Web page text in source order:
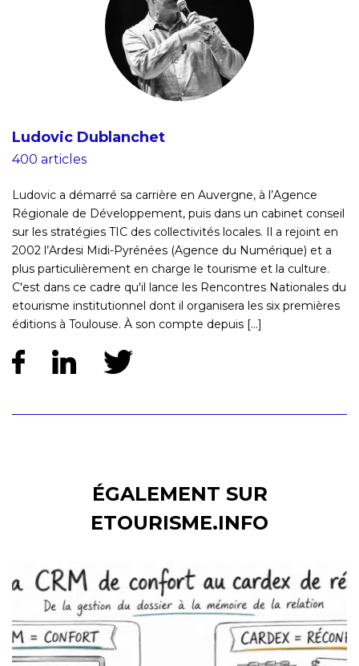
Ludovic Dublanchet
400 articles
Ludovic a démarré sa carrière en Auvergne, à l’Agence
Régionale de Développement, puis dans un cabinet conseil
sur les stratégies TIC des collectivités locales. Il a rejoint en
2002 l’Ardesi Midi-Pyrénées (Agence du Numérique) et a
plus particulièrement en charge le tourisme et la culture.
C'est dans ce cadre qu'il lance les Rencontres Nationales du
etourisme institutionnel dont il organisera les six premières
éditions à Toulouse. À son compte depuis [...]
ÉGALEMENT SUR
ETOURISME.INFO